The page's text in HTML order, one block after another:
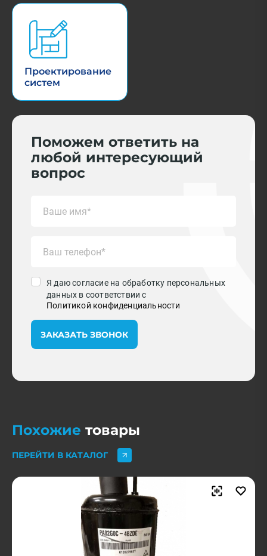
Проектирование
систем
Поможем ответить на
любой интересующий
вопрос
Я даю согласие на обработку персональных
данных в соответствии с
Политикой конфиденциальности
ЗАКАЗАТЬ ЗВОНОК
Похожие товары
ПЕРЕЙТИ В КАТАЛОГ